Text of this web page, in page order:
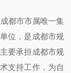
都市市属唯一集
位，是成都市规
要承担成都市规
支持工作，为自